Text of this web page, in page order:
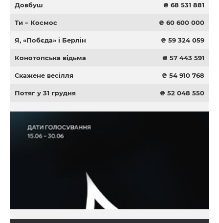
Довбуш ₴ 68 531 881
Ти – Космос ₴ 60 600 000
Я, «Побєда» і Берлін ₴ 59 324 059
Конотопська відьма ₴ 57 443 591
Скажене весілля ₴ 54 910 768
Потяг у 31 грудня ₴ 52 048 550